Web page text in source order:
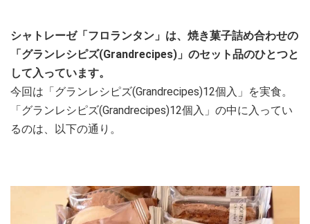
シャトレーゼ「フロランタン」は、焼き菓子詰め合わせの
「グランレシピズ(Grandrecipes)」のセット品のひとつと
して入っています。
今回は「グランレシピズ(Grandrecipes)12個入」を実食。
「グランレシピズ(Grandrecipes)12個入」の中に入ってい
るのは、以下の通り。